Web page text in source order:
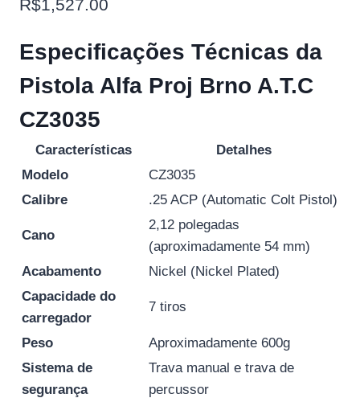
R$1,527.00
Especificações Técnicas da
Pistola Alfa Proj Brno A.T.C
CZ3035
Características
Detalhes
Modelo
CZ3035
Calibre
.25 ACP (Automatic Colt Pistol)
Cano
2,12 polegadas
(aproximadamente 54 mm)
Acabamento
Nickel (Nickel Plated)
Capacidade do
carregador
7 tiros
Peso
Aproximadamente 600g
Sistema de
segurança
Trava manual e trava de
percussor